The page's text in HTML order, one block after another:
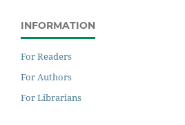
INFORMATION
For Readers
For Authors
For Librarians